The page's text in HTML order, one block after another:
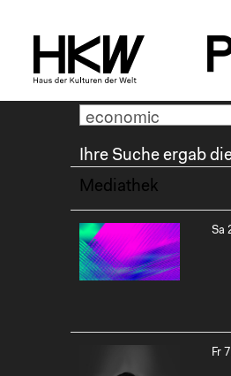
Ihre Suche ergab
Mediathek
Sa
Fr